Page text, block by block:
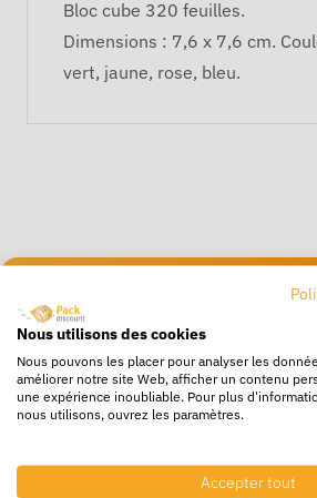
Bloc cube 320 feuilles.
Dimensions : 7,6 x 7,6 cm.
vert, jaune, rose, bleu.
Livraison rapide
24/72h partout en europe
Livraison gratuite
Dès 250€ HT d’achat
Profitez de prix bas toute l’année
Nous utilisons des cookies
Nous pouvons les placer pour analyser les
améliorer notre site Web, afficher un contenu
une expérience inoubliable. Pour plus
nous utilisons, ouvrez les paramètres.
Accepter tout